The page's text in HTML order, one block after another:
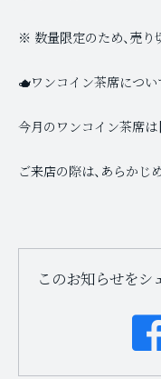
※ 数量限定のため、売り
🫖ワンコイン茶席につい
今月のワンコイン茶席は
ご来店の際は、あらかじ
このお知らせをシ